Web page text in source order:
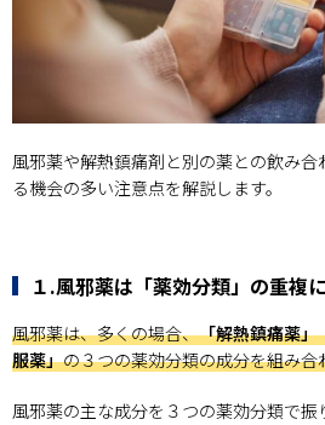
風邪薬や解熱鎮痛剤と別の薬との飲み
る機会の多い注意点を解説します。
１.風邪薬は「薬効分類」の重複
風邪薬は、多くの場合、「解熱鎮痛薬」
服薬」の３つの薬効分類の成分を組み
風邪薬の主な成分を３つの薬効分類で